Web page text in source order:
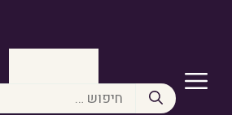
חיפוש:תפריט